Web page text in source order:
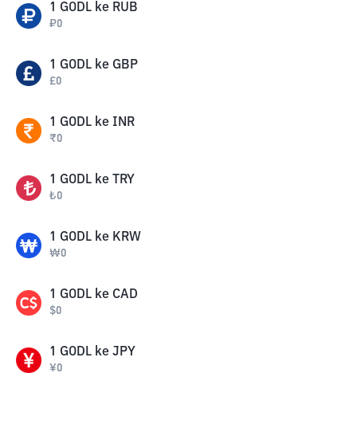
1 GODL ke RUB
₽0
1 GODL ke GBP
£0
1 GODL ke INR
₹0
1 GODL ke TRY
₺0
1 GODL ke KRW
₩0
1 GODL ke CAD
$0
1 GODL ke JPY
¥0